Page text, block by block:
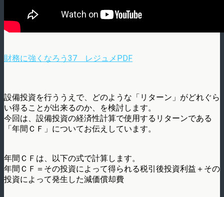
財務に強くなろう37 レジュメPDF
設備投資を行ううえで、どのような「リターン」がどれぐら
い得ることが出来るのか、を検討します。
今回は、設備投資の経済性計算で使用するリターンである
「年間ＣＦ」についてお伝えしています。
年間ＣＦは、以下の式で計算します。
年間ＣＦ＝その投資によって得られる税引後投資利益＋その
投資によって発生した減価償却費